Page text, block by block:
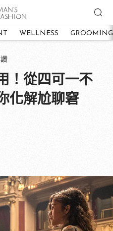
WELLNESS GROOMING
！從四可一不
化解尬聊窘